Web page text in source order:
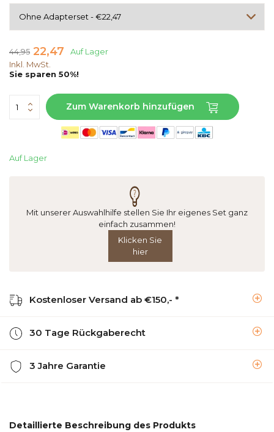
44,95 22,47
Auf Lager
Inkl. MwSt.
Sie sparen 50%!
Zum Warenkorb hinzufügen
Auf Lager
Mit unserer Auswahlhilfe stellen Sie Ihr eigenes Set ganz
einfach zusammen!
Klicken Sie
hier
Kostenloser Versand ab €150,- *
30 Tage Rückgaberecht
3 Jahre Garantie
Detaillierte Beschreibung des Produkts